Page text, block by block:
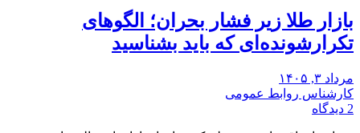
بازار طلا زیر فشار بحران؛ الگوهای
تکرارشونده‌ای که باید بشناسید
مرداد ۳, ۱۴۰۵
کارشناس روابط عمومی
2 دیدگاه